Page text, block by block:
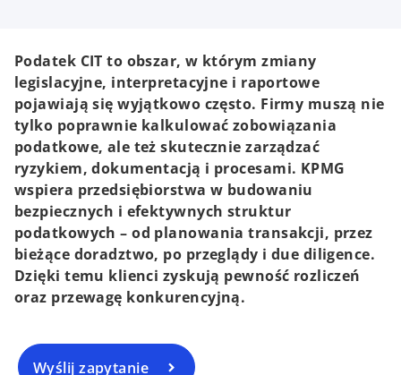
Podatek CIT to obszar, w którym zmiany
legislacyjne, interpretacyjne i raportowe
pojawiają się wyjątkowo często. Firmy muszą nie
tylko poprawnie kalkulować zobowiązania
podatkowe, ale też skutecznie zarządzać
ryzykiem, dokumentacją i procesami. KPMG
wspiera przedsiębiorstwa w budowaniu
bezpiecznych i efektywnych struktur
podatkowych – od planowania transakcji, przez
bieżące doradztwo, po przeglądy i due diligence.
Dzięki temu klienci zyskują pewność rozliczeń
oraz przewagę konkurencyjną.
Wyślij zapytanie